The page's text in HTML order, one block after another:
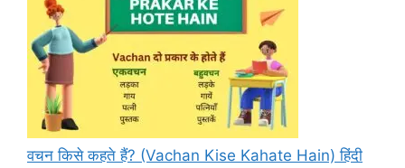
वचन किसे कहते हैं? (Vachan Kise Kahate Hain) हिंदी